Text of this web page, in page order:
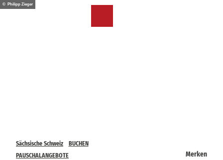
Z© Philipp Zieger
Sächsische Schweiz
BUCHEN
PAUSCHALANGEBOTE
Merken